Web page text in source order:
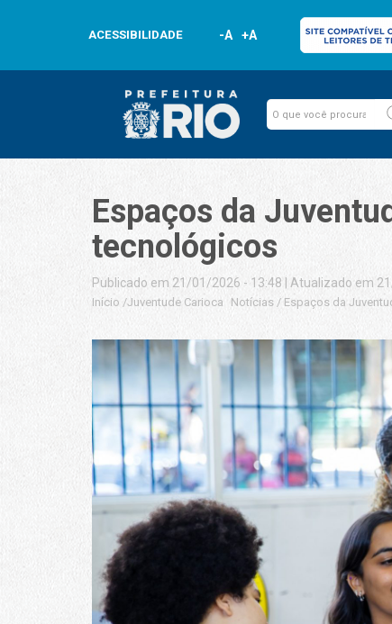
ACESSIBILIDADE -A +A
Espaços da
tecnológicos
Publicado em 21/01/2026 - 13:48 Atualizado em
Início /Juventude Carioca Notícias / Espaços da